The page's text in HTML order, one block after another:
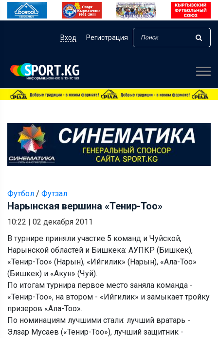
Вход Регистрация
Футбол / Футзал
Нарынская вершина «Тенир-Тоо»
10:22 | 02 декабря 2011
В турнире приняли участие 5 команд и Чуйской,
Нарынской областей и Бишкека: АУПКР (Бишкек),
«Тенир-Тоо» (Нарын), «Ийгилик» (Нарын), «Ала-Тоо»
(Бишкек) и «Акун» (Чуй).
По итогам турнира первое место заняла команда -
«Тенир-Тоо», на втором - «Ийгилик» и замыкает тройку
призеров «Ала-Тоо».
По номинациям лучшими стали: лучший вратарь -
Элзар Мусаев («Тенир-Тоо»), лучший защитник -